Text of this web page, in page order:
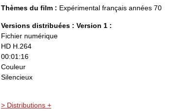
Thèmes du film : Expérimental français années 70
Versions distribuées : Version 1 :
Fichier numérique
HD H.264
00:01:16
Couleur
Silencieux
> Distributions +